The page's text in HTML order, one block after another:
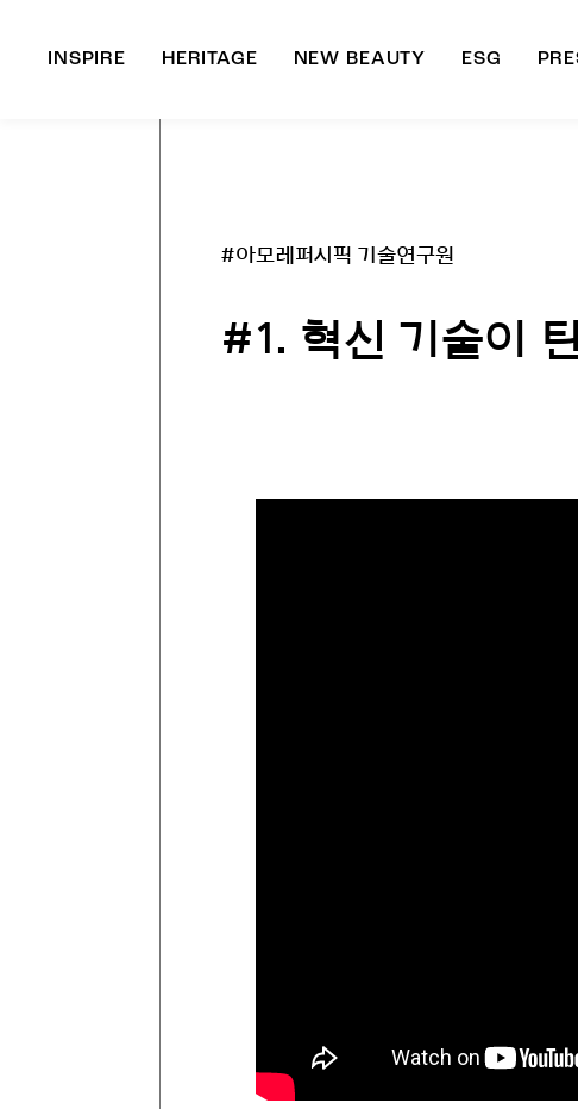
INSPIRE HERITAGE NEW BEAUTY ESG
#아모레퍼시픽 기술연구원
#1. 혁신 기술이